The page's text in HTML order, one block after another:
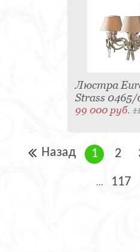
Люстра
Strass
99 000 руб.
Назад 1 2
... 117